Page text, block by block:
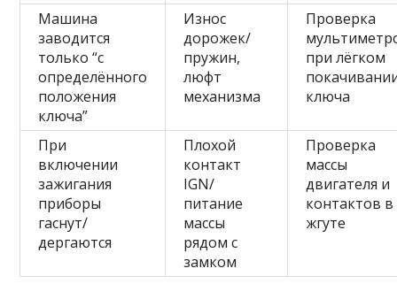
Машина
заводится
только “с
определённого
положения
ключа”
Износ
дорожек/
пружин,
люфт
механизма
Проверка
при лёгком
ключа
При
включении
зажигания
приборы
гаснут/
дергаются
Плохой
контакт
IGN/
питание
массы
рядом с
замком
Проверка
массы
двигателя и
контактов в
жгуте